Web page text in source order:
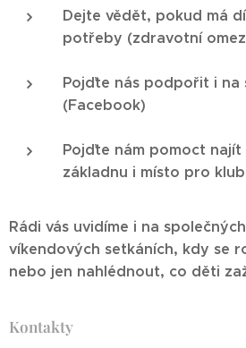
Dejte vědět, pokud má
potřeby (zdravotní
Pojďte nás podpořit i na
(Facebook)
Pojďte nám pomoct
základnu i místo pro
Rádi vás uvidíme i na
víkendových setkáních, kdy se
nebo jen nahlédnout, co děti
Kontakty